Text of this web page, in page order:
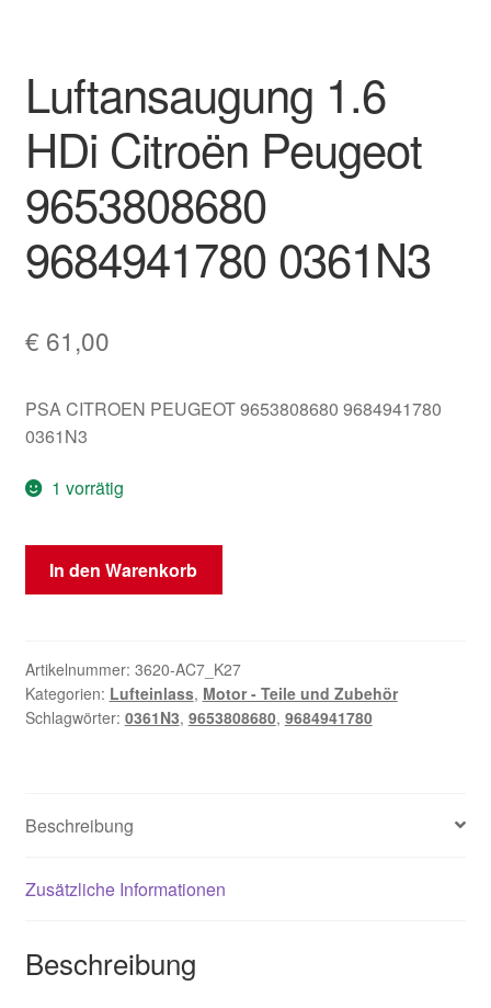
Warenkorb
Weltweiter Versand
Zahlungen
Luftansaugung 1.6
HDi Citroën Peugeot
9653808680
9684941780 0361N3
€ 61,00
PSA CITROEN PEUGEOT 9653808680 9684941780
0361N3
1 vorrätig
Luftansaugung
Peugeot
9653808680
9684941780
In den Warenkorb
Artikelnummer: 3620-AC7_K27
Kategorien: Lufteinlass, Motor - Teile und Zubehör
Schlagwörter: 0361N3, 9653808680, 9684941780
Beschreibung
Zusätzliche Informationen
Beschreibung